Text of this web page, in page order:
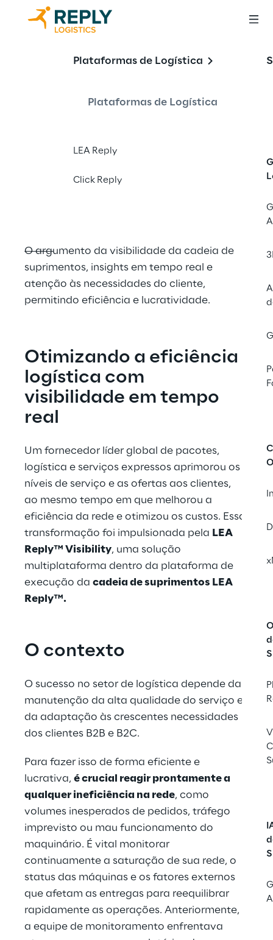
Plataformas de Logística
Plataformas de Logística
LEA Reply
Click Reply
Entregue de forma
LEA Reply™
Visibility
O argumento da visibilidade da cadeia de
suprimentos, insights em tempo real e
atenção às necessidades do cliente,
permitindo eficiência e lucratividade.
Otimizando a eficiência
logística com
visibilidade em tempo
real
Um fornecedor líder global de pacotes,
logística e serviços expressos aprimorou os
níveis de serviço e as ofertas aos clientes,
ao mesmo tempo em que melhorou a
eficiência da rede e otimizou os custos. Essa
transformação foi impulsionada pela LEA
Reply™ Visibility, uma solução
multiplataforma dentro da plataforma de
execução da cadeia de suprimentos LEA
Reply™.
O contexto
O sucesso no setor de logística depende da
manutenção da alta qualidade do serviço e
da adaptação às crescentes necessidades
dos clientes B2B e B2C.
Para fazer isso de forma eficiente e
lucrativa, é crucial reagir prontamente a
qualquer ineficiência na rede, como
volumes inesperados de pedidos, tráfego
imprevisto ou mau funcionamento do
maquinário. É vital monitorar
continuamente a saturação de sua rede, o
status das máquinas e os fatores externos
que afetam as entregas para reequilibrar
rapidamente as operações. Anteriormente,
a equipe de monitoramento enfrentava